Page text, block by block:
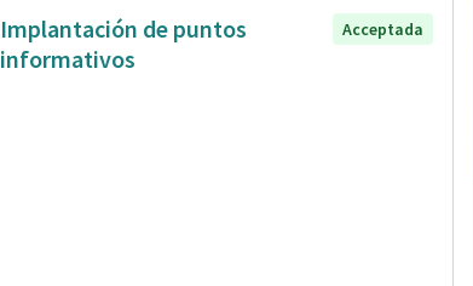
Implantación de puntos
informativos
Acceptada